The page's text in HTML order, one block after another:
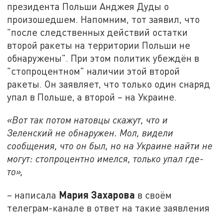
президента Польши Анджея Дуды о
произошедшем. Напомним, тот заявил, что
"после следственных действий остатки
второй ракеты на территории Польши не
обнаружены". При этом политик убеждён в
"стопроцентном" наличии этой второй
ракеты. Он заявляет, что только один снаряд
упал в Польше, а второй – на Украине.
«Вот так потом натовцы скажут, что и
Зеленский не обнаружен. Мол, видели
сообщения, что он был, но на Украине найти не
могут: стопроцентно имелся, только упал где-
то»,
– написала Мария Захарова в своём
телеграм-канале в ответ на такие заявления